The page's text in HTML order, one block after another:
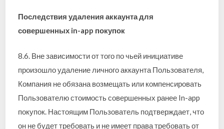
Последствия удаления аккаунта для
совершенных in-app покупок
8.6. Вне зависимости от того по чьей инициативе
произошло удаление личного аккаунта Пользователя,
Компания не обязана возмещать или компенсировать
Пользователю стоимость совершенных ранее In-app
покупок. Настоящим Пользователь подтверждает, что
он не будет требовать и не имеет права требовать от